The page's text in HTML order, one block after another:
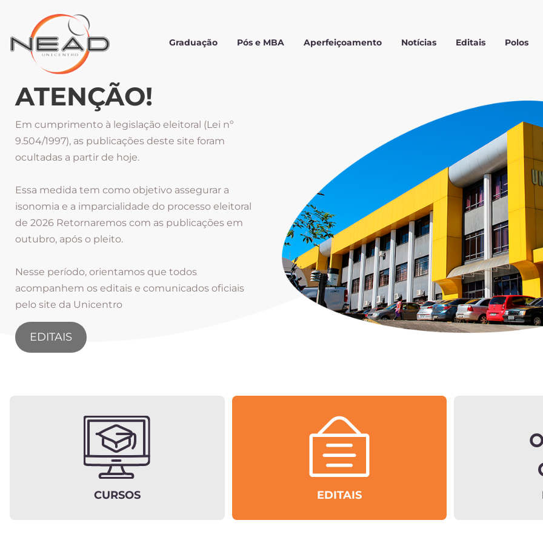
Graduação Pós e MBA Aperfeiçoamento Notícias Editais Polos
ATENÇÃO!
Em cumprimento à legislação eleitoral (Lei nº
9.504/1997), as publicações deste site foram
ocultadas a partir de hoje.
Essa medida tem como objetivo assegurar a
isonomia e a imparcialidade do processo eleitoral
de 2026 Retornaremos com as publicações em
outubro, após o pleito.
Nesse período, orientamos que todos
acompanhem os editais e comunicados oficiais
pelo site da Unicentro
EDITAIS
CURSOS EDITAIS